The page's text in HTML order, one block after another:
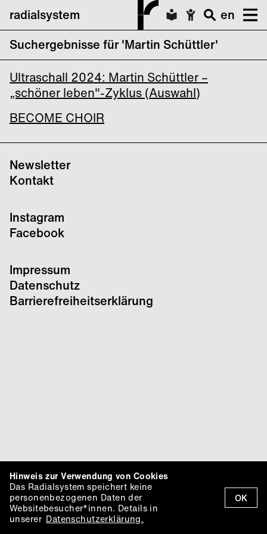
radialsystem
en
Suchergebnisse für 'Martin Schüttler'
Ultraschall Berlin 2024
Ultraschall 2024: Martin Schüttler –
„schöner leben"-Zyklus (Auswahl)
BECOME CHOIR
Newsletter
Kontakt
Instagram
Facebook
Impressum
Datenschutz
Barrierefreiheitserklärung
OK
Hinweis zur Verwendung von Cookies
Das Radialsystem speichert keine
personenbezogenen Daten der
Websitebesucher*innen. Details in
unserer Datenschutzerklärung.